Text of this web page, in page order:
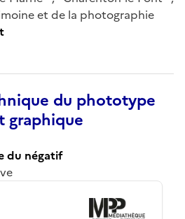
et de la photographie
du phototype
graphique
du négatif